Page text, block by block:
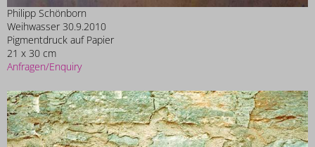
Philipp Schönborn
Weihwasser 30.9.2010
Pigmentdruck auf Papier
21 x 30 cm
Anfragen/Enquiry